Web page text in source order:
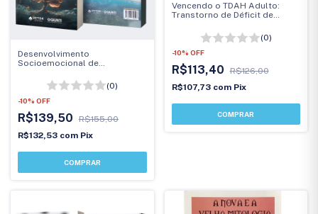
Desenvolvimento
Socioemocional de
(0)
-10% OFF
R$139,50
R$155,00
R$132,53 com Pix
Vencendo o TDAH Adulto:
Transtorno de Déficit de
(0)
-10% OFF
R$113,40
R$126,00
R$107,73 com Pix